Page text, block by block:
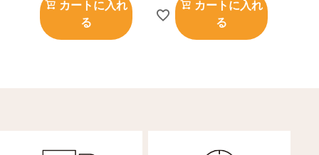
カートに入れ
る
カートに入れ
る